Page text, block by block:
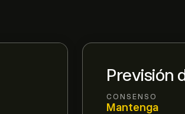
Previsión
CONSENSO
Mantenga